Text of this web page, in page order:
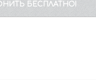
БЕСПЛАТНО!